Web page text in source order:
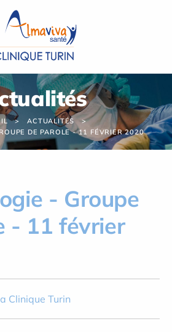
ACTUALITÉS
DE PAROLE - 11 FÉVRIER 2020
- Groupe
- 11 février
Clinique Turin
cookies